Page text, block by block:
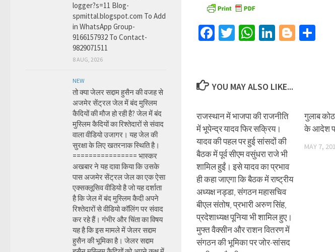
Facebook
TwitterWhatsApp
LinkedIn
Blogger
YOU MAY ALSO LIKE...
राजस्थान में भाजपा की राजनीति
में भूपेन्द्र यादव फिर सक्रिय।
यादव की पहल पर हुई सांसदों की
बैठक में पूर्व सीएम वसुंधरा राजे भी
शामिल हुईं। इसे यादव का प्रभाव
ही कहा जाएगा कि बैठक में राष्ट्रीय
अध्यक्ष नड्डा, संगठन महासचिव
बीएल संतोष, प्रभारी अरुण सिंह,
प्रदेशाध्यक्ष पूनिया भी शामिल हुए।
मुफ्त वैक्सीन और राशन वितरण में
संगठन की भूमिका पर जोर-सांसद
गुलाब
के आदेश
MAY 7,
logger?s=11 Blog-
spmittal.blogspot.com To Add
in WhatsApp Group-
9166157932 To Contact-
9829071511
8 AUG, 2026
NEW
तो क्या जेलर सद्दाम हुसैन की वजह से
अजमेर सेंट्रल जेल में बंद मुस्लिम
कैदियों की मौज हो रही है? जेल में बंद
मुस्लिम कैदियों का रिश्तेदारों से संवाद
वाला वीडियो उजागर। यह जेल की
सुरक्षा के लिए खतरनाक स्थिति है।
================ भास्कर
अखबार ने यह दावा किया कि उसके
पास अजमेर सेंट्रल जेल का एक ऐसा
एक्सक्लूसिव वीडियो है जो यह दर्शाता
है कि जेल में बंद मुस्लिम कैदी अपने
रिश्तेदारों से वीडियो कॉलिंग पर संवाद
कर रहे हैं। गंभीर और चिंता का विषय
यह है कि इस मामले में जेलर सद्दाम
हुसैन की भूमिका है। जेलर सद्दाम